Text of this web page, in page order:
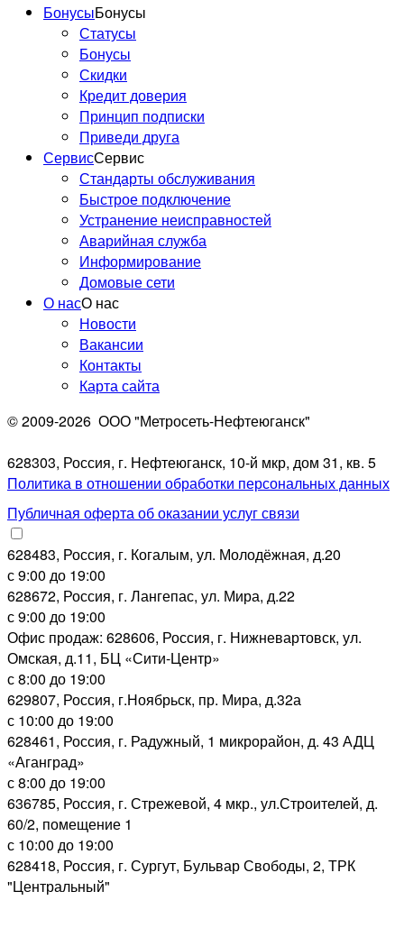
БонусыБонусы
Статусы
Бонусы
Скидки
Кредит доверия
Принцип подписки
Приведи друга
СервисСервис
Стандарты обслуживания
Быстрое подключение
Устранение неисправностей
Аварийная служба
Информирование
Домовые сети
О насО нас
Новости
Вакансии
Контакты
Карта сайта
© 2009-2026 ООО "Метросеть-Нефтеюганск"
628303, Россия, г. Нефтеюганск, 10-й мкр, дом 31, кв. 5
Политика в отношении обработки персональных данных
Публичная оферта об оказании услуг связи
628483, Россия, г. Когалым, ул. Молодёжная, д.20
с 9:00 до 19:00
628672, Россия, г. Лангепас, ул. Мира, д.22
с 9:00 до 19:00
Офис продаж: 628606, Россия, г. Нижневартовск, ул.
Омская, д.11, БЦ «Сити-Центр»
с 8:00 до 19:00
629807, Россия, г.Ноябрьск, пр. Мира, д.32а
с 10:00 до 19:00
628461, Россия, г. Радужный, 1 микрорайон, д. 43 АДЦ
«Аганград»
с 8:00 до 19:00
636785, Россия, г. Стрежевой, 4 мкр., ул.Строителей, д.
60/2, помещение 1
с 10:00 до 19:00
628418, Россия, г. Сургут, Бульвар Свободы, 2, ТРК
"Центральный"